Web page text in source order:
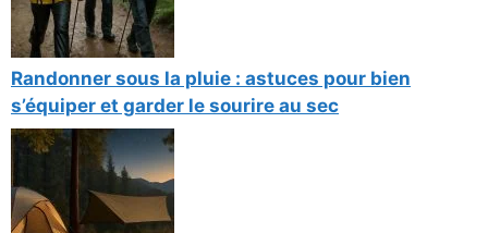
Randonner sous la pluie : astuces pour bien
s’équiper et garder le sourire au sec